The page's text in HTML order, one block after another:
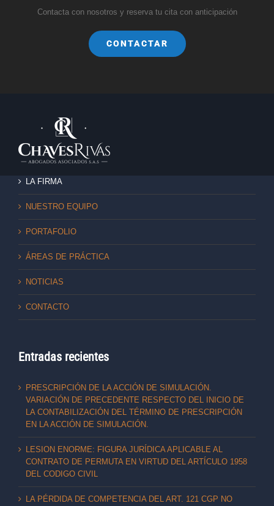
Contacta con nosotros y reserva tu cita con anticipación
CONTACTAR
LA FIRMA
NUESTRO EQUIPO
PORTAFOLIO
ÁREAS DE PRÁCTICA
NOTICIAS
CONTACTO
Entradas recientes
PRESCRIPCIÓN DE LA ACCIÓN DE SIMULACIÓN.
VARIACIÓN DE PRECEDENTE RESPECTO DEL INICIO DE
LA CONTABILIZACIÓN DEL TÉRMINO DE PRESCRIPCIÓN
EN LA ACCIÓN DE SIMULACIÓN.
LESION ENORME: FIGURA JURÍDICA APLICABLE AL
CONTRATO DE PERMUTA EN VIRTUD DEL ARTÍCULO 1958
DEL CODIGO CIVIL
LA PÉRDIDA DE COMPETENCIA DEL ART. 121 CGP NO